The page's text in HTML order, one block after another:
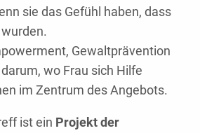
sie das Gefühl haben, dass
Gewaltprävention
wo Frau sich Hilfe
im Zentrum des Angebots.
ist ein Projekt der